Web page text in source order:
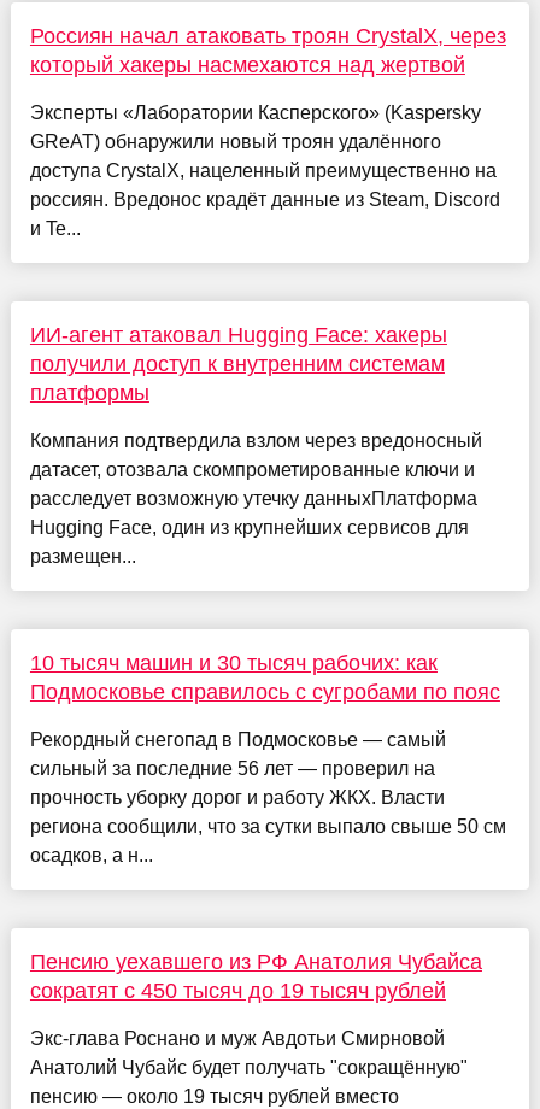
Россиян начал атаковать троян CrystalX, через
который хакеры насмехаются над жертвой
Эксперты «Лаборатории Касперского» (Kaspersky
GReAT) обнаружили новый троян удалённого
доступа CrystalX, нацеленный преимущественно на
россиян. Вредонос крадёт данные из Steam, Discord
и Te...
ИИ-агент атаковал Hugging Face: хакеры
получили доступ к внутренним системам
платформы
Компания подтвердила взлом через вредоносный
датасет, отозвала скомпрометированные ключи и
расследует возможную утечку данныхПлатформа
Hugging Face, один из крупнейших сервисов для
размещен...
10 тысяч машин и 30 тысяч рабочих: как
Подмосковье справилось с сугробами по пояс
Рекордный снегопад в Подмосковье — самый
сильный за последние 56 лет — проверил на
прочность уборку дорог и работу ЖКХ. Власти
региона сообщили, что за сутки выпало свыше 50 см
осадков, а н...
Пенсию уехавшего из РФ Анатолия Чубайса
сократят с 450 тысяч до 19 тысяч рублей
Экс-глава Роснано и муж Авдотьи Смирновой
Анатолий Чубайс будет получать "сокращённую"
пенсию — около 19 тысяч рублей вместо